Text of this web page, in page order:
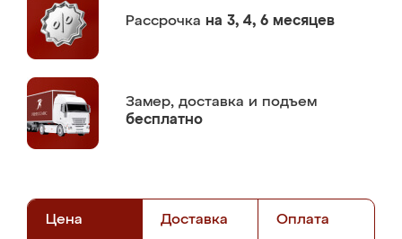
Рассрочка на 3, 4, 6 месяцев
Замер, доставка и подъем
бесплатно
Цена Доставка Оплата